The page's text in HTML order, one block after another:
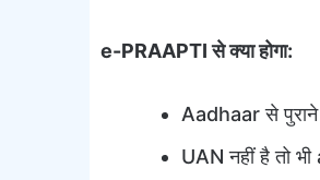
e-PRAAPTI से क्या होगा:
Aadhaar से
UAN नहीं है तो